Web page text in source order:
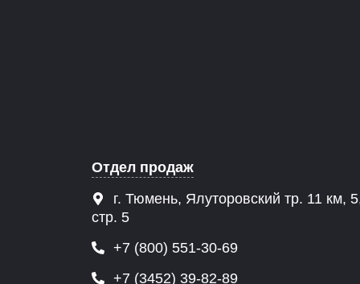
Отдел продаж
г. Тюмень, Ялуторовский тр. 11 км,
стр. 5
+7 (800) 551-30-69
+7 (3452) 39-82-89